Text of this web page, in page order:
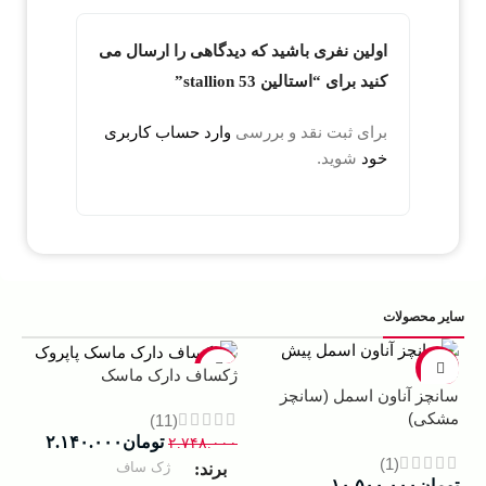
اولین نفری باشید که دیدگاهی را ارسال می
کنید برای “استالین 53 stallion”
برای ثبت نقد و بررسی وارد حساب کاربری
خود شوید.
سایر محصولات
-13%
سانچز آناون اسمل (سانچز
مشکی)
(1)
-22%
ژکساف دارک ماسک
(11)
۲.۷۴۸.۰۰۰ تومان ۲.۱۴۰.۰۰۰
برند
ژک ساف